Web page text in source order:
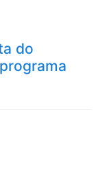
do